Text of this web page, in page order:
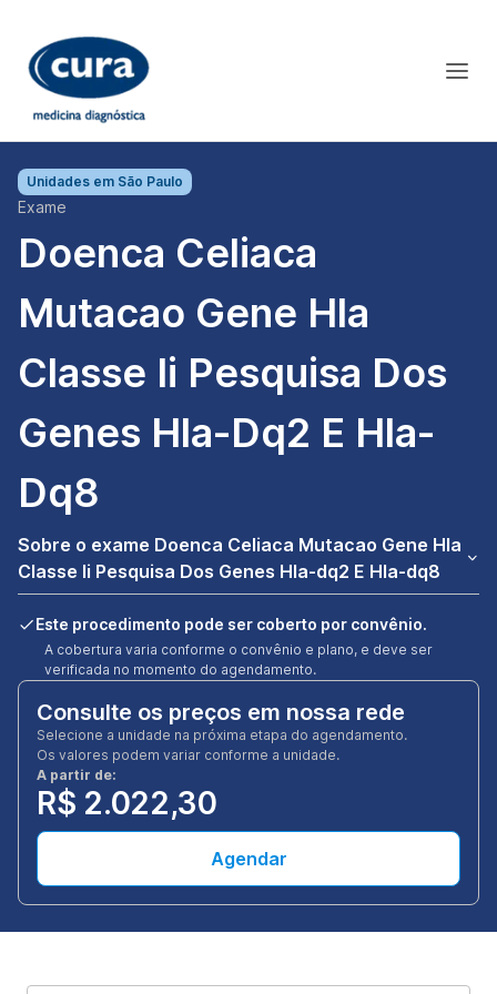
Unidades em São Paulo
Exame
Doenca Celiaca
Mutacao Gene Hla
Classe Ii Pesquisa Dos
Genes Hla-Dq2 E Hla-
Dq8
Sobre o exame Doenca Celiaca Mutacao Gene Hla
Classe Ii Pesquisa Dos Genes Hla-dq2 E Hla-dq8
Este procedimento pode ser coberto por convênio.
A cobertura varia conforme o convênio e plano, e deve ser
verificada no momento do agendamento.
Consulte os preços em nossa rede
Selecione a unidade na próxima etapa do agendamento.
Os valores podem variar conforme a unidade.
A partir de:
R$ 2.022,30
Agendar